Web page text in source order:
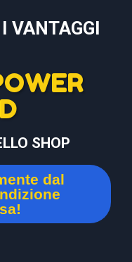
VANTAGGI
SHOP
dal